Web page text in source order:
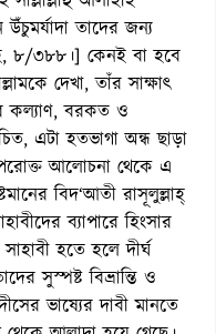
তাদের জন্য
৮/৩৮৮।] কেনই বা হবে
দেখা, তাঁর সাক্ষাৎ
কল্যাণ, বরকত ও
এটা হতভাগা অন্ধ ছাড়া
আলোচনা থেকে এ
বিদ‘আতী রাসূলুল্লাহ্
ব্যাপারে হিংসার
হতে হলে দীর্ঘ
সুস্পষ্ট বিভ্রান্তি ও
ভাষ্যের দাবী মানতে